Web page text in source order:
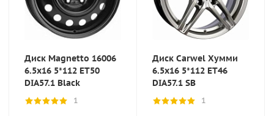
Диск Magnetto 16006
6.5x16 5*112 ET50
DIA57.1 Black
1
Диск Carwel Хумми
6.5x16 5*112 ET46
DIA57.1 SB
1